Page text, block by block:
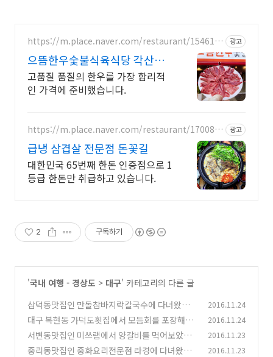
https://m.place.naver.com/restaurant/154614
광고
으뜸한우숯불식육식당 각산본
점
고품질 품질의 한우를 가장 합리적
인 가격에 준비했습니다.
https://m.place.naver.com/restaurant/170088
광고
급냉 삼겹살 전문점 돈꽃길
대한민국 65번째 한돈 인증점으로 1
등급 한돈만 취급하고 있습니다.
2 구독하기
'국내 여행 - 경상도 > 대구' 카테고리의 다른 글
삼덕동맛집인 만돌참바지락칼국수에 다녀왔다.
(2)
2016.11.24
대구 복현동 가덕도횟집에서 모듬회를 포장해보
았다. (0)
2016.11.24
서변동맛집인 미쓰램에서 양갈비를 먹어보았다.
(0)
2016.11.23
중리동맛집인 중화요리전문점 라경에 다녀왔다. 2016.11.23